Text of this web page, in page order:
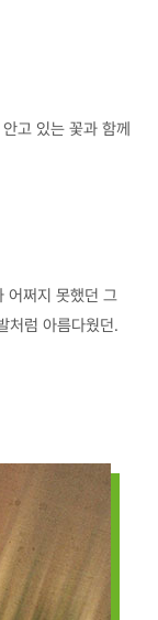
고 있는 꽃과 함께
어쩌지 못했던 그
처럼 아름다웠던.